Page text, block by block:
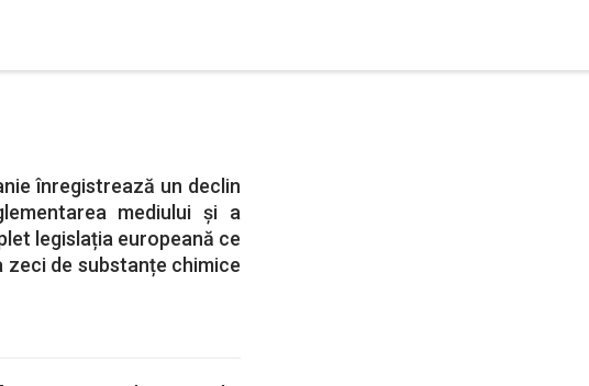
înregistrează un declin
mediului și a
legislația europeană ce
de substanțe chimice